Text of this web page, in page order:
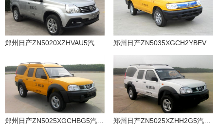
郑州日产ZN5035XGCH2YBEV纯电动工程车
郑州日产ZN5025XZHH2G5汽油国五指挥车